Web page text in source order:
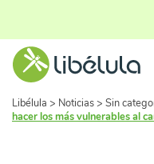
Libélula > Noticias> Sin
hacer los más vulnerables al